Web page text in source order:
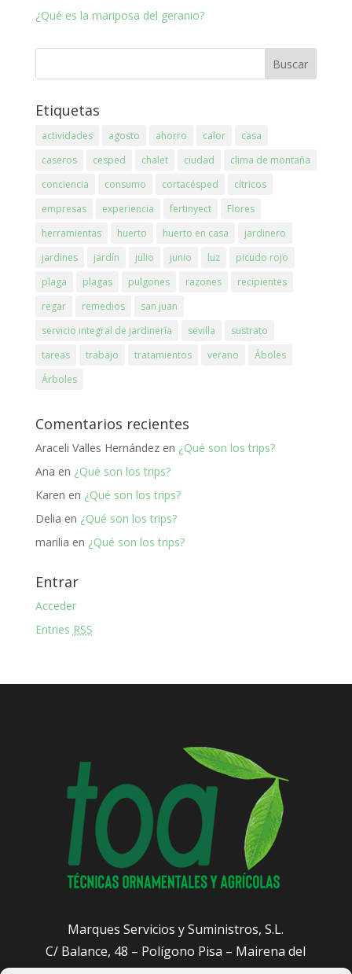
¿Qué es la mariposa del geranio?
Etiquetas
actividades agosto ahorro calor
casa
caseros
cesped chalet ciudad
clima de montaña
conciencia
consumo cortacésped
cítricos
empresas
experiencia fertinyect
Flores
herramientas
huerto huerto en casa
jardinero
jardines
jardín julio junio luz
picudo rojo
plaga
plagas pulgones razones
recipientes
regar
remedios
san juan
servicio integral de jardinería
sevilla
sustrato
tareas
trabajo tratamientos verano
Áboles
Árboles
Comentarios recientes
Araceli Valles Hernándezen ¿Qué son los trips?
Ana en ¿Qué son los trips?
Karen en ¿Qué son los trips?
Delia en ¿Qué son los trips?
marilia en ¿Qué son los trips?
Entrar
Acceder
Entries RSS
Marques Servicios y Suministros, S.L.
C/ Balance, 48 – Polígono Pisa – Mairena del